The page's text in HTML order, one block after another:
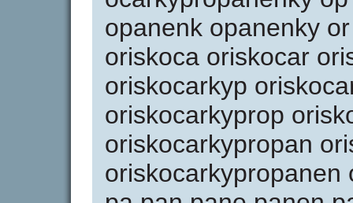
opanenk opanenky
oriskoca oriskocar
oriskocarkyp
oriskocarkyprop
oriskocarkypropan
oriskocarkypropanen